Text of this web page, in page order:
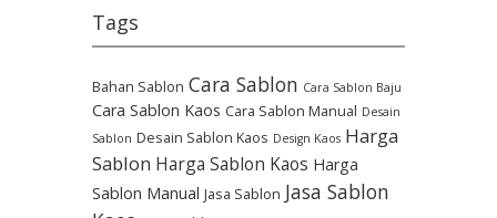
Tags
Bahan Sablon Cara Sablon Cara Sablon Baju
Cara Sablon Kaos Cara Sablon Manual Desain
Sablon Desain Sablon Kaos Design Kaos Harga
Sablon Harga Sablon Kaos Harga
Sablon Manual Jasa Sablon Jasa Sablon